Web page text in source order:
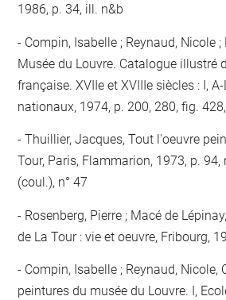
1986, p. 34, ill. n&b
Compin, Isabelle ; Reynaud, Nicole ;
Musée du Louvre. Catalogue illustré
française. XVIIe et XVIIIe siècles : I,
nationaux, 1974, p. 200, 280, fig.
Thuillier, Jacques, Tout l'oeuvre
Tour, Paris, Flammarion, 1973, p. 94,
(coul.), n° 47
Rosenberg, Pierre ; Macé de
de La Tour : vie et oeuvre, Fribourg,
Compin, Isabelle ; Reynaud, Nicole,
peintures du musée du Louvre. I,